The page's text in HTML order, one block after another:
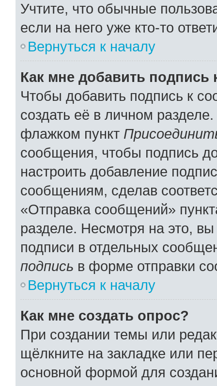
Учтите, что обычные
если на него уже кто-то
Вернуться к началу
Как мне добавить
Чтобы добавить подпись к
создать её в личном
флажком пункт
сообщения, чтобы подпись
настроить добавление
сообщениям, сделав
«Отправка сообщений»
разделе. Несмотря на это,
подписи в отдельных
подпись в форме отправки
Вернуться к началу
Как мне создать опрос?
При создании темы или
щёлкните на закладке или
основной формой для